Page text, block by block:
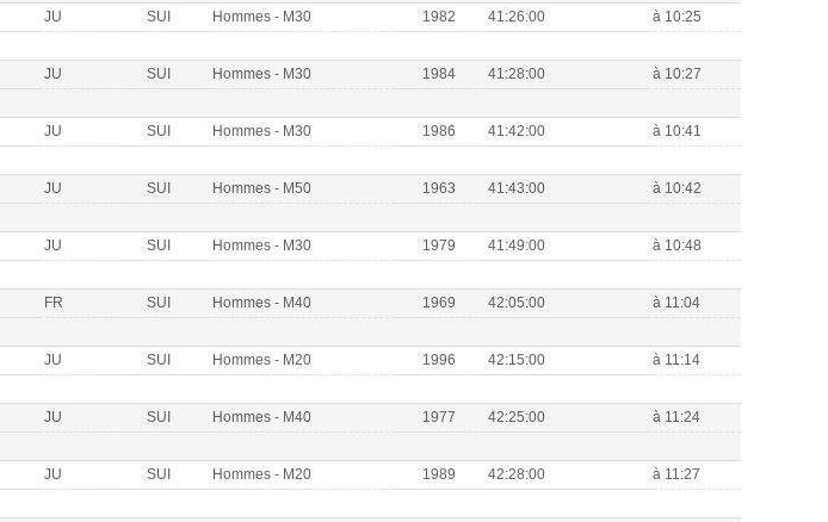
JU SUI Hommes - M30 1982 41:26:00 à 10:25
JU SUI Hommes - M30 1984 41:28:00 à 10:27
JU SUI Hommes - M30 1986 41:42:00 à 10:41
JU SUI Hommes - M50 1963 41:43:00 à 10:42
JU SUI Hommes - M30 1979 41:49:00 à 10:48
FR SUI Hommes - M40 1969 42:05:00 à 11:04
JU SUI Hommes - M20 1996 42:15:00 à 11:14
JU SUI Hommes - M40 1977 42:25:00 à 11:24
JU SUI Hommes - M20 1989 42:28:00 à 11:27